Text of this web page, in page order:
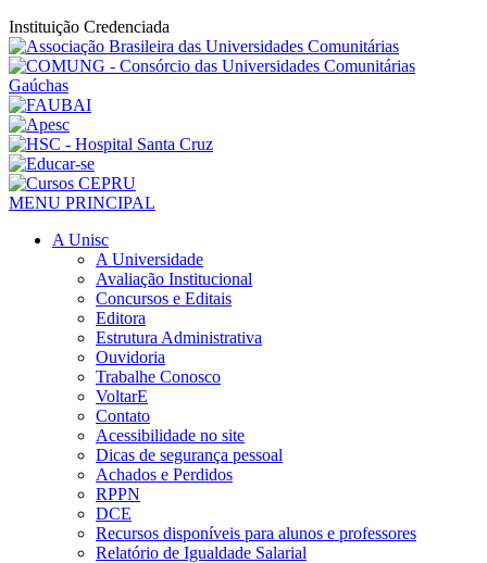
Instituição Credenciada
MENU PRINCIPAL
A Unisc
A Universidade
Avaliação Institucional
Concursos e Editais
Editora
Estrutura Administrativa
Ouvidoria
Trabalhe Conosco
VoltarE
Contato
Acessibilidade no site
Dicas de segurança pessoal
Achados e Perdidos
RPPN
DCE
Recursos disponíveis para alunos e professores
Relatório de Igualdade Salarial